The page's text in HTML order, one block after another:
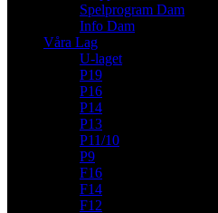
Spelprogram Dam
Info Dam
Våra Lag
U-laget
P19
P16
P14
P13
P11/10
P9
F16
F14
F12